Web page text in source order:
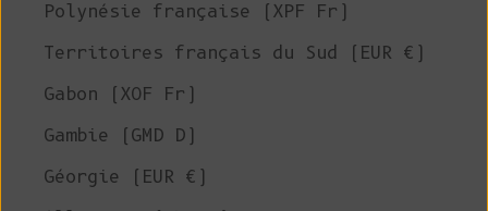
Polynésie française (XPF Fr)
Territoires français du Sud (EUR €)
Gabon (XOF Fr)
Gambie (GMD D)
Géorgie (EUR €)